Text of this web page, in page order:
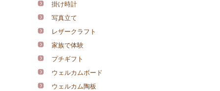
掛け時計
写真立て
レザークラフト
家族で体験
プチギフト
ウェルカムボード
ウェルカム陶板